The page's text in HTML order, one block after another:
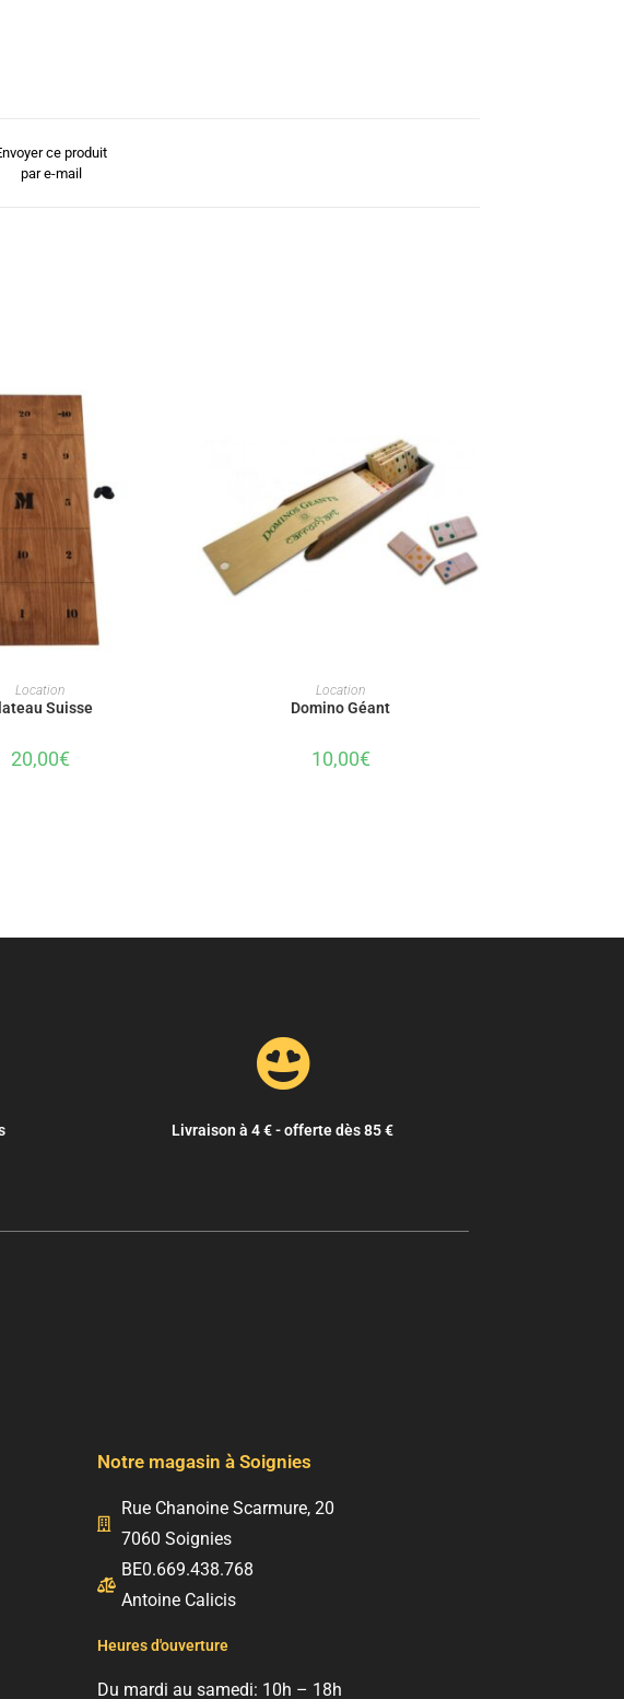
ce produit
par e-mail
CE JEU
Location
Suisse
20,00€
LOUER CE JEU
Location
Domino Géant
10,00€
Livraison à 4 € - offerte dès 85 €
Notre magasin à Soignies
Rue Chanoine Scarmure, 20
7060 Soignies
BE0.669.438.768
Antoine Calicis
Heures d'ouverture
Du mardi au samedi: 10h – 18h